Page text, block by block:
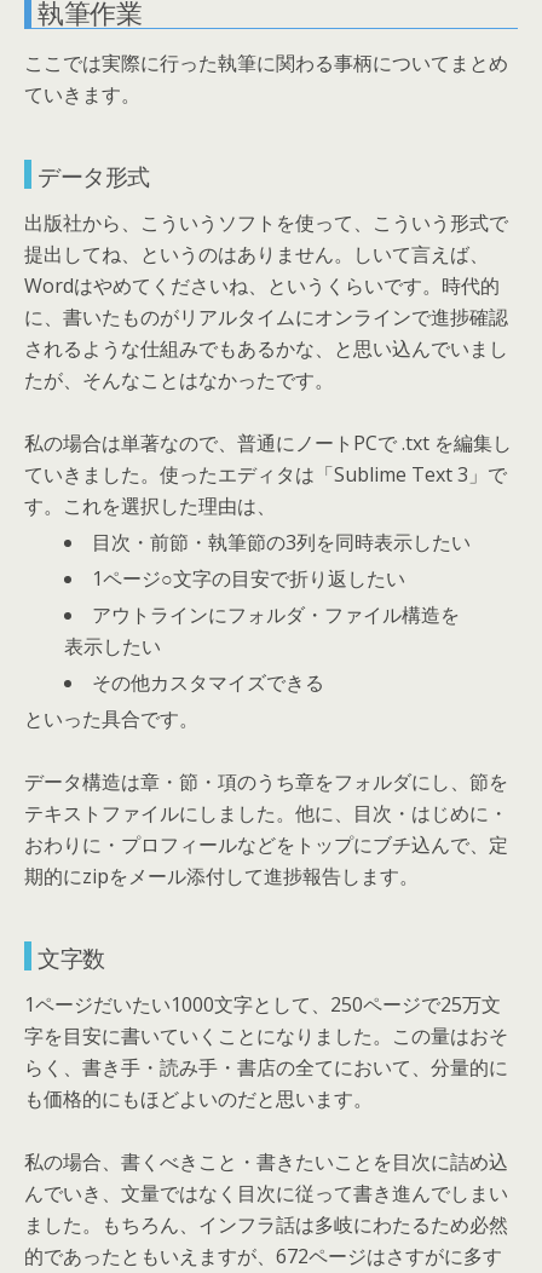
執筆作業
ここでは実際に行った執筆に関わる事柄についてまとめ
ていきます。
データ形式
出版社から、こういうソフトを使って、こういう形式で
提出してね、というのはありません。しいて言えば、
Wordはやめてくださいね、というくらいです。時代的
に、書いたものがリアルタイムにオンラインで進捗確認
されるような仕組みでもあるかな、と思い込んでいまし
たが、そんなことはなかったです。
私の場合は単著なので、普通にノートPCで .txt を編集し
ていきました。使ったエディタは「Sublime Text 3」で
す。これを選択した理由は、
目次・前節・執筆節の3列を同時表示したい
1ページ○文字の目安で折り返したい
アウトラインにフォルダ・ファイル構造を
表示したい
その他カスタマイズできる
といった具合です。
データ構造は章・節・項のうち章をフォルダにし、節を
テキストファイルにしました。他に、目次・はじめに・
おわりに・プロフィールなどをトップにブチ込んで、定
期的にzipをメール添付して進捗報告します。
文字数
1ページだいたい1000文字として、250ページで25万文
字を目安に書いていくことになりました。この量はおそ
らく、書き手・読み手・書店の全てにおいて、分量的に
も価格的にもほどよいのだと思います。
私の場合、書くべきこと・書きたいことを目次に詰め込
んでいき、文量ではなく目次に従って書き進んでしまい
ました。もちろん、インフラ話は多岐にわたるため必然
的であったともいえますが、672ページはさすがに多す